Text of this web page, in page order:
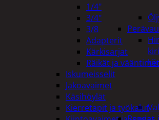
1/4"
3/4"
3/8
Adapterit
Kärkisarjat
Räikät ja vääntimet
Iskumeisselit
Jakoavaimet
Käsihöylät
Kierretapit ja työkalut